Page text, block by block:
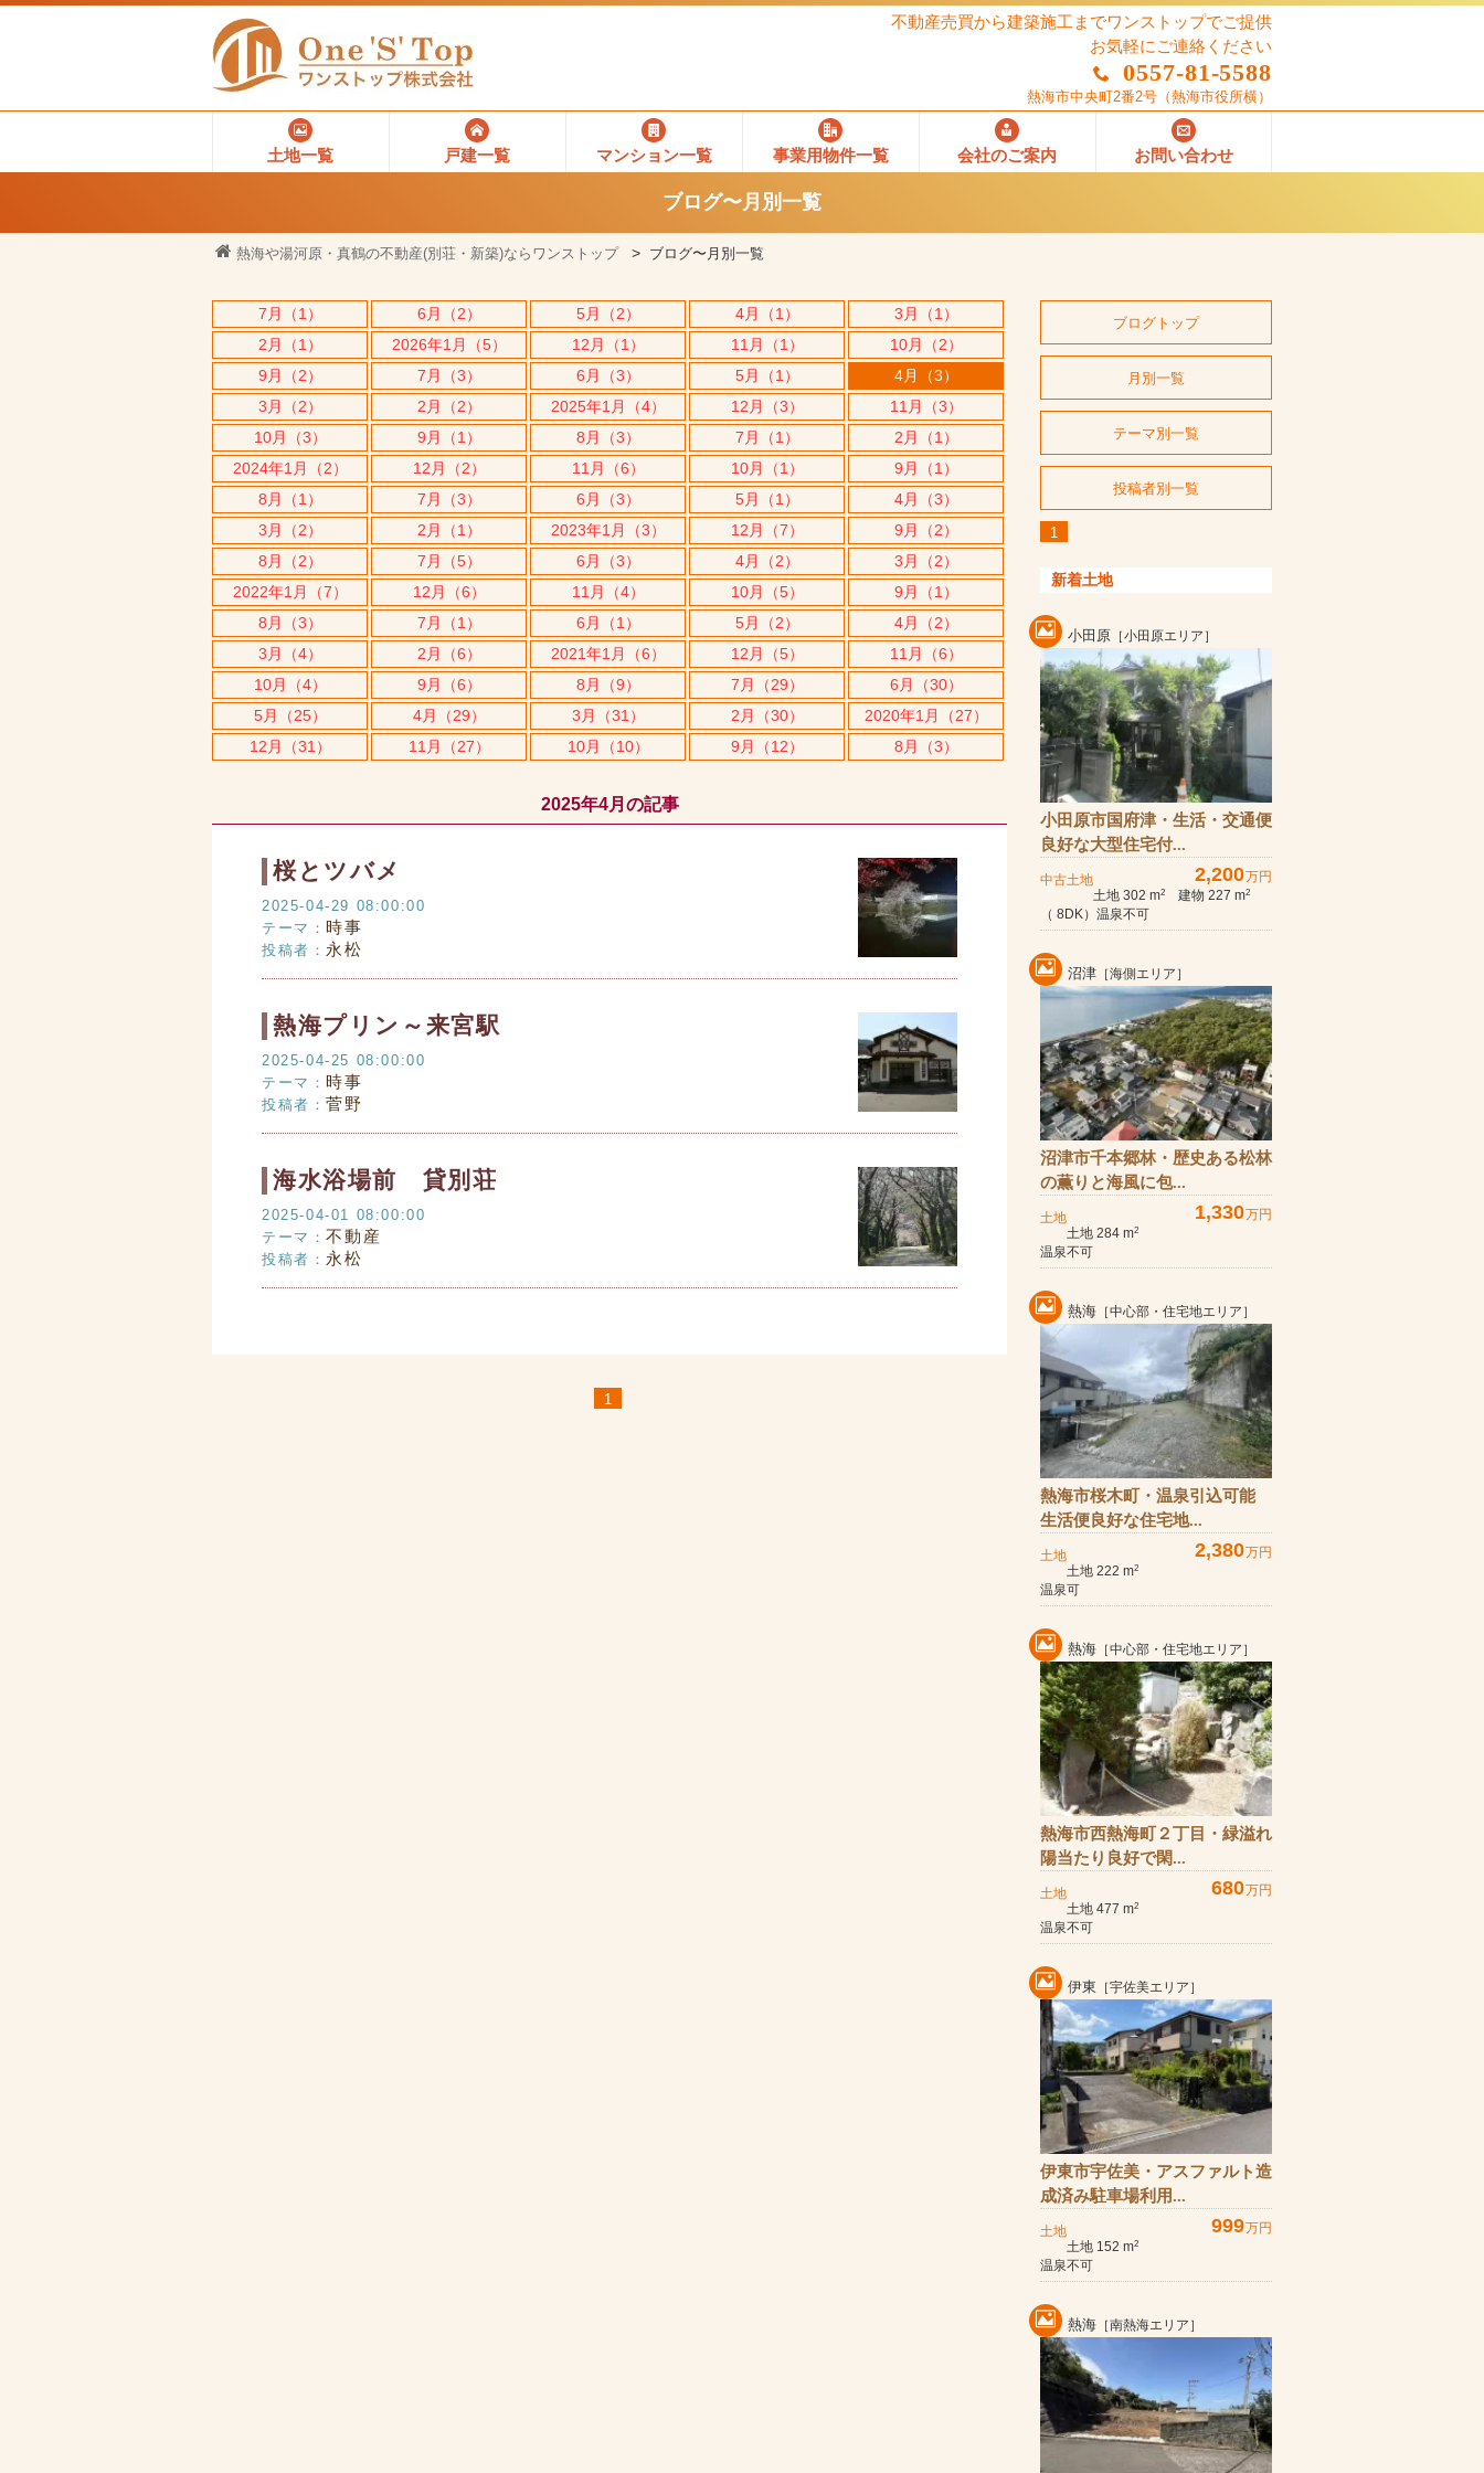
不動産売買から建築施工までワンストップでご提供
お気軽にご連絡ください
0557-81-5588
熱海市中央町2番2号 （熱海市役所横）
土地一覧 戸建一覧 マンション一覧 事業用物件一覧 会社のご案内 お問い合わせ
ブログ〜月別一覧
熱海や湯河原・真鶴の不動産(別荘・新築)ならワンストップ ブログ〜月別一覧
7月（1） 6月（2） 5月（2） 4月（1）
3月（1）
2月（1）
2026年1月（5） 12月（1） 11月（1）
10月（2）
9月（2）
7月（3） 6月（3） 5月（1）
4月（3）
3月（2）
2月（2） 2025年1月（4） 12月（3）
11月（3）
10月（3）
9月（1） 8月（3） 7月（1）
2月（1）
2024年1月（2）
12月（2） 11月（6） 10月（1）
9月（1）
8月（1）
7月（3） 6月（3） 5月（1）
4月（3）
3月（2）
2月（1） 2023年1月（3） 12月（7）
9月（2）
8月（2）
7月（5） 6月（3） 4月（2）
3月（2）
2022年1月（7）
12月（6） 11月（4） 10月（5）
9月（1）
8月（3）
7月（1） 6月（1） 5月（2）
4月（2）
3月（4）
2月（6） 2021年1月（6） 12月（5）
11月（6）
10月（4）
9月（6） 8月（9） 7月（29）
6月（30）
5月（25）
4月（29） 3月（31） 2月（30）
2020年1月（27）
12月（31）
11月（27） 10月（10） 9月（12） 8月（3）
2025年4月の記事
桜とツバメ
2025-04-29 08:00:00
テーマ： 時事
投稿者： 永松
熱海プリン～来宮駅
2025-04-25 08:00:00
テーマ： 時事
投稿者：菅野
海水浴場前 貸別荘
2025-04-01 08:00:00
テーマ：不動産
投稿者： 永松
1
ブログトップ
月別一覧
テーマ別一覧
投稿者別一覧
1
新着土地
小田原 ［小田原エリア］
小田原市国府津・生活・交通便
良好な大型住宅付...
中古土地 2,200万円
土地 302 m2 建物 227 m2
（ 8DK）温泉不可
沼津 ［海側エリア］
沼津市千本郷林・歴史ある松林
の薫りと海風に包...
土地 1,330万円
土地 284 m2
温泉不可
熱海 ［中心部・住宅地エリア］
熱海市桜木町・温泉引込可能
生活便良好な住宅地...
土地 2,380万円
土地 222 m2
温泉可
熱海 ［中心部・住宅地エリア］
熱海市西熱海町２丁目・緑溢れ
陽当たり良好で閑...
土地 680万円
土地 477 m2
温泉不可
伊東 ［宇佐美エリア］
伊東市宇佐美・アスファルト造
成済み駐車場利用...
土地 999万円
土地 152 m2
温泉不可
熱海 ［南熱海エリア］